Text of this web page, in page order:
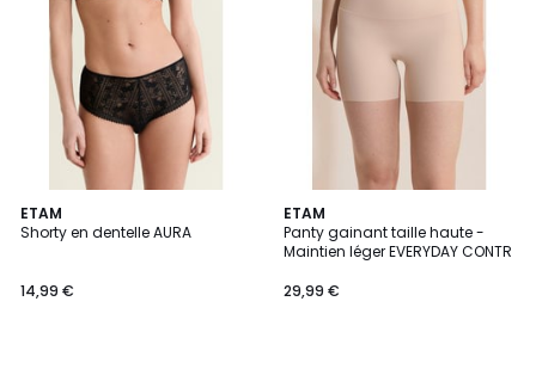
ETAM
Shorty en dentelle AURA
14,99 €
8
Couleurs
ETAM
Panty gainant taille haute -
Maintien léger EVERYDAY CONTR
29,99 €
2
Couleurs